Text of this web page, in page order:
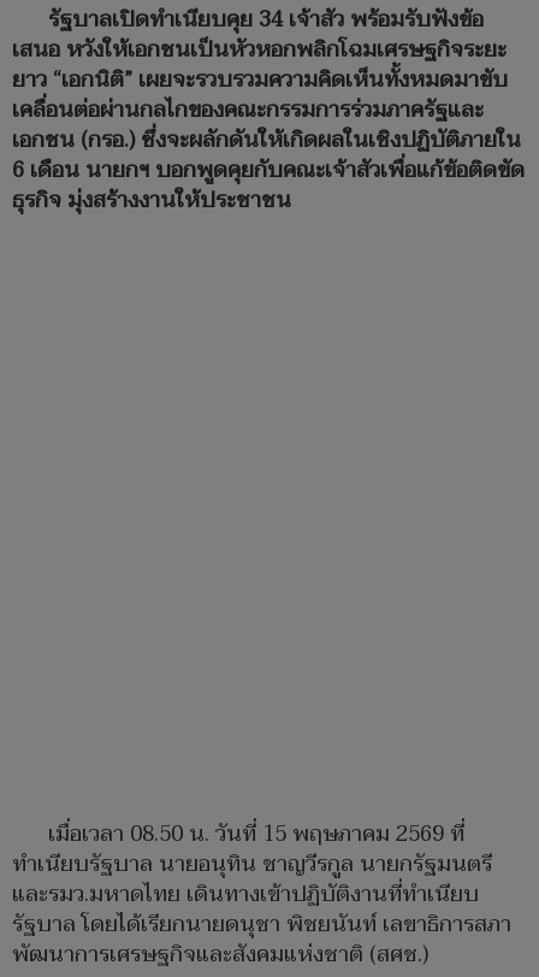
รัฐบาลเปิดทำเนียบคุย 34 เจ้าสัว พร้อมรับฟังข้อ
เสนอ หวังให้เอกชนเป็นหัวหอกพลิกโฉมเศรษฐกิจระยะ
ยาว “เอกนิติ” เผยจะรวบรวมความคิดเห็นทั้งหมดมาขับ
เคลื่อนต่อผ่านกลไกของคณะกรรมการร่วมภาครัฐและ
เอกชน (กรอ.) ซึ่งจะผลักดันให้เกิดผลในเชิงปฏิบัติภายใน
6 เดือน นายกฯ บอกพูดคุยกับคณะเจ้าสัวเพื่อแก้ข้อติดขัด
ธุรกิจ มุ่งสร้างงานให้ประชาชน
เมื่อเวลา 08.50 น. วันที่ 15 พฤษภาคม 2569 ที่
ทำเนียบรัฐบาล นายอนุทิน ชาญวีรกูล นายกรัฐมนตรี
และรมว.มหาดไทย เดินทางเข้าปฏิบัติงานที่ทำเนียบ
รัฐบาล โดยได้เรียกนายดนุชา พิชยนันท์ เลขาธิการสภา
พัฒนาการเศรษฐกิจและสังคมแห่งชาติ (สศช.)